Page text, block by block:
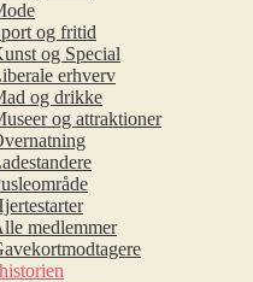
og fritid
og Special
erhverv
og drikke
og attraktioner
medlemmer